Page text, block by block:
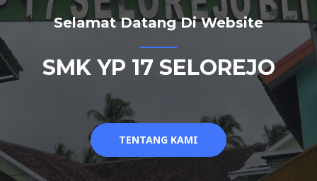
Selamat Datang Di Website
SMK YP 17 SELOREJO
TENTANG KAMI